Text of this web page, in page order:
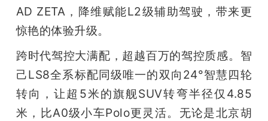
AD ZETA，降维赋能L2级辅助驾驶，带来更
惊艳的体验升级。
跨时代驾控大满配，超越百万的驾控质感。智
己LS8全系标配同级唯一的双向24°智慧四轮
转向，让超5米的旗舰SUV转弯半径仅4.85
米，比A0级小车Polo更灵活。无论是北京胡